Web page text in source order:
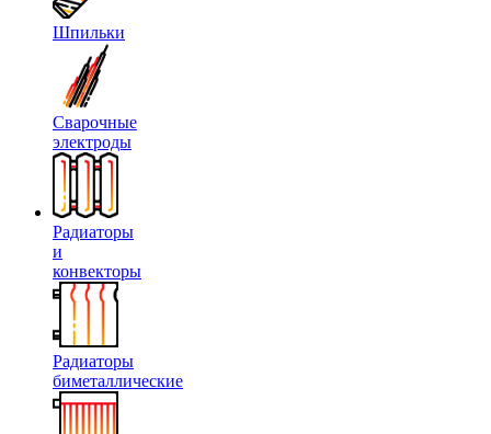
Шпильки
Сварочные
электроды
Радиаторы
и
конвекторы
Радиаторы
биметаллические